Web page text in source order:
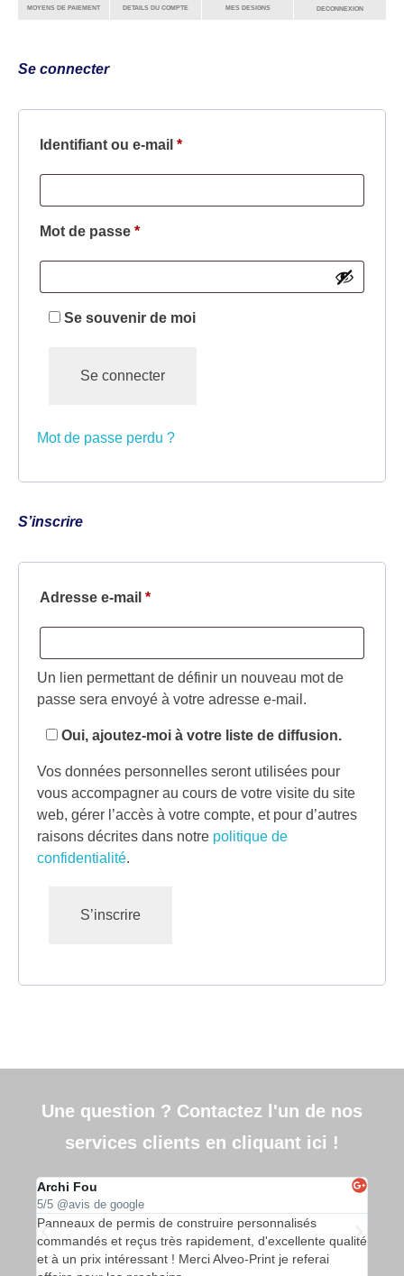
MOYENS DE PAIEMENT DETAILS DU COMPTE MES DESIGNS DECONNEXION
Se connecter
Identifiant ou e-mail *
Mot de passe *
Se souvenir de moi
Se connecter
Mot de passe perdu ?
S’inscrire
Adresse e-mail *
Un lien permettant de définir un nouveau mot de
passe sera envoyé à votre adresse e-mail.
Oui, ajoutez-moi à votre liste de diffusion.
Vos données personnelles seront utilisées pour
vous accompagner au cours de votre visite du site
web, gérer l’accès à votre compte, et pour d’autres
raisons décrites dans notre politique de
confidentialité.
S’inscrire
Une question ? Contactez l'un de nos
services clients en cliquant ici !
Archi Fou
5/5 @avis de google
Panneaux de permis de construire personnalisés
commandés et reçus très rapidement, d'excellente qualité
et à un prix intéressant ! Merci Alveo-Print je referai